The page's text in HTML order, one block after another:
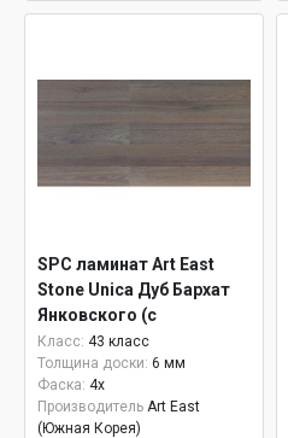
SPC ламинат Art East
Stone Unica Дуб Бархат
Янковского (с
подложкой) 6 мм ASU
810
Класс: 43 класс
Толщина доски: 6 мм
Фаска: 4x
Производитель Art East
(Южная Корея)